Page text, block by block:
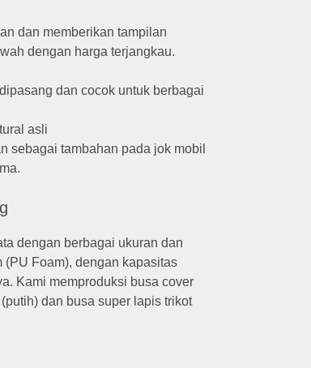
dan memberikan tampilan
dengan harga terjangkau.
dan cocok untuk berbagai
asli
sebagai tambahan pada jok mobil
dengan berbagai ukuran dan
Foam), dengan kapasitas
Kami memproduksi busa cover
dan busa super lapis trikot